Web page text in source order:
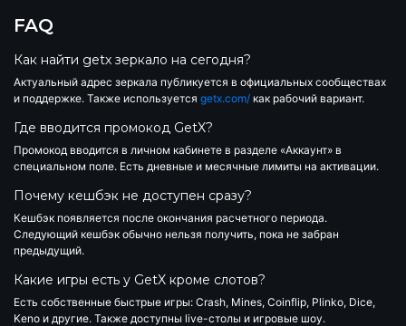
FAQ
Как найти getx зеркало на сегодня?
Актуальный адрес зеркала публикуется в официальных сообществах
и поддержке. Также используется getx.com/ как рабочий вариант.
Где вводится промокод GetX?
Промокод вводится в личном кабинете в разделе «Аккаунт» в
специальном поле. Есть дневные и месячные лимиты на активации.
Почему кешбэк не доступен сразу?
Кешбэк появляется после окончания расчетного периода.
Следующий кешбэк обычно нельзя получить, пока не забран
предыдущий.
Какие игры есть у GetX кроме слотов?
Есть собственные быстрые игры: Crash, Mines, Coinflip, Plinko, Dice,
Keno и другие. Также доступны live-столы и игровые шоу.